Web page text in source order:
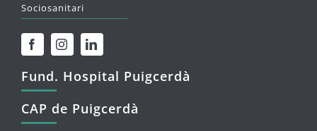
Sociosanitari
Fund. Hospital Puigcerdà
CAP de Puigcerdà